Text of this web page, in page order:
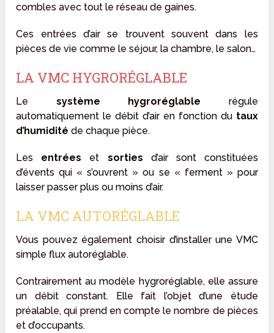
combles avec tout le réseau de gaines.
Ces entrées d’air se trouvent souvent dans les
pièces de vie comme le séjour, la chambre, le salon…
LA VMC HYGRORÉGLABLE
Le système hygroréglable régule
automatiquement le débit d’air en fonction du taux
d’humidité de chaque pièce.
Les entrées et sorties d’air sont constituées
d’évents qui « s’ouvrent » ou se « ferment » pour
laisser passer plus ou moins d’air.
LA VMC AUTORÉGLABLE
Vous pouvez également choisir d’installer une VMC
simple flux autoréglable.
Contrairement au modèle hygroréglable, elle assure
un débit constant. Elle fait l’objet d’une étude
préalable, qui prend en compte le nombre de pièces
et d’occupants.